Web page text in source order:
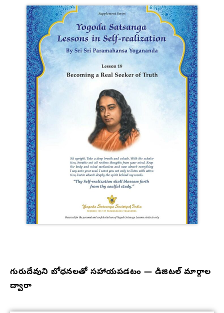
గురుదేవుని బోధనలతో సహాయపడటం — డిజిటల్ మార్గాల
ద్వారా